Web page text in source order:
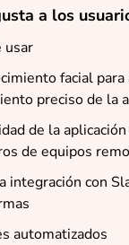
a los
usar
facial para
preciso de la
de la
de equipos
integración con
automatizados